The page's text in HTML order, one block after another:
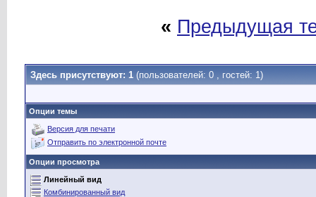
« Предыдущая
Здесь присутствуют: 1 (пользователей: 0 , гостей: 1)
Опции темы
Версия для печати
Отправить по электронной почте
Опции просмотра
Линейный вид
Комбинированный вид